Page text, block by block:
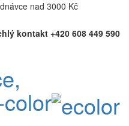
nad 3000 Kč
kontakt +420 608 449 590